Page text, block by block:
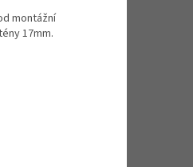
montážní
17mm.